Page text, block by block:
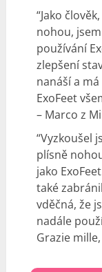
“Jako
nohou,
používání
zlepšení
nanáší a
ExoFeet
– Marco z
“Vyzkoušel
plísně
jako
také
vděčná, že
nadále
Grazie mille,